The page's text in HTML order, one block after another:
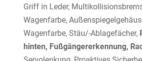
Griff in Leder,
Wagenfarbe,
Wagenfarbe, Stäu/-Ablagefächer,
hinten, Fußgängererkennung,